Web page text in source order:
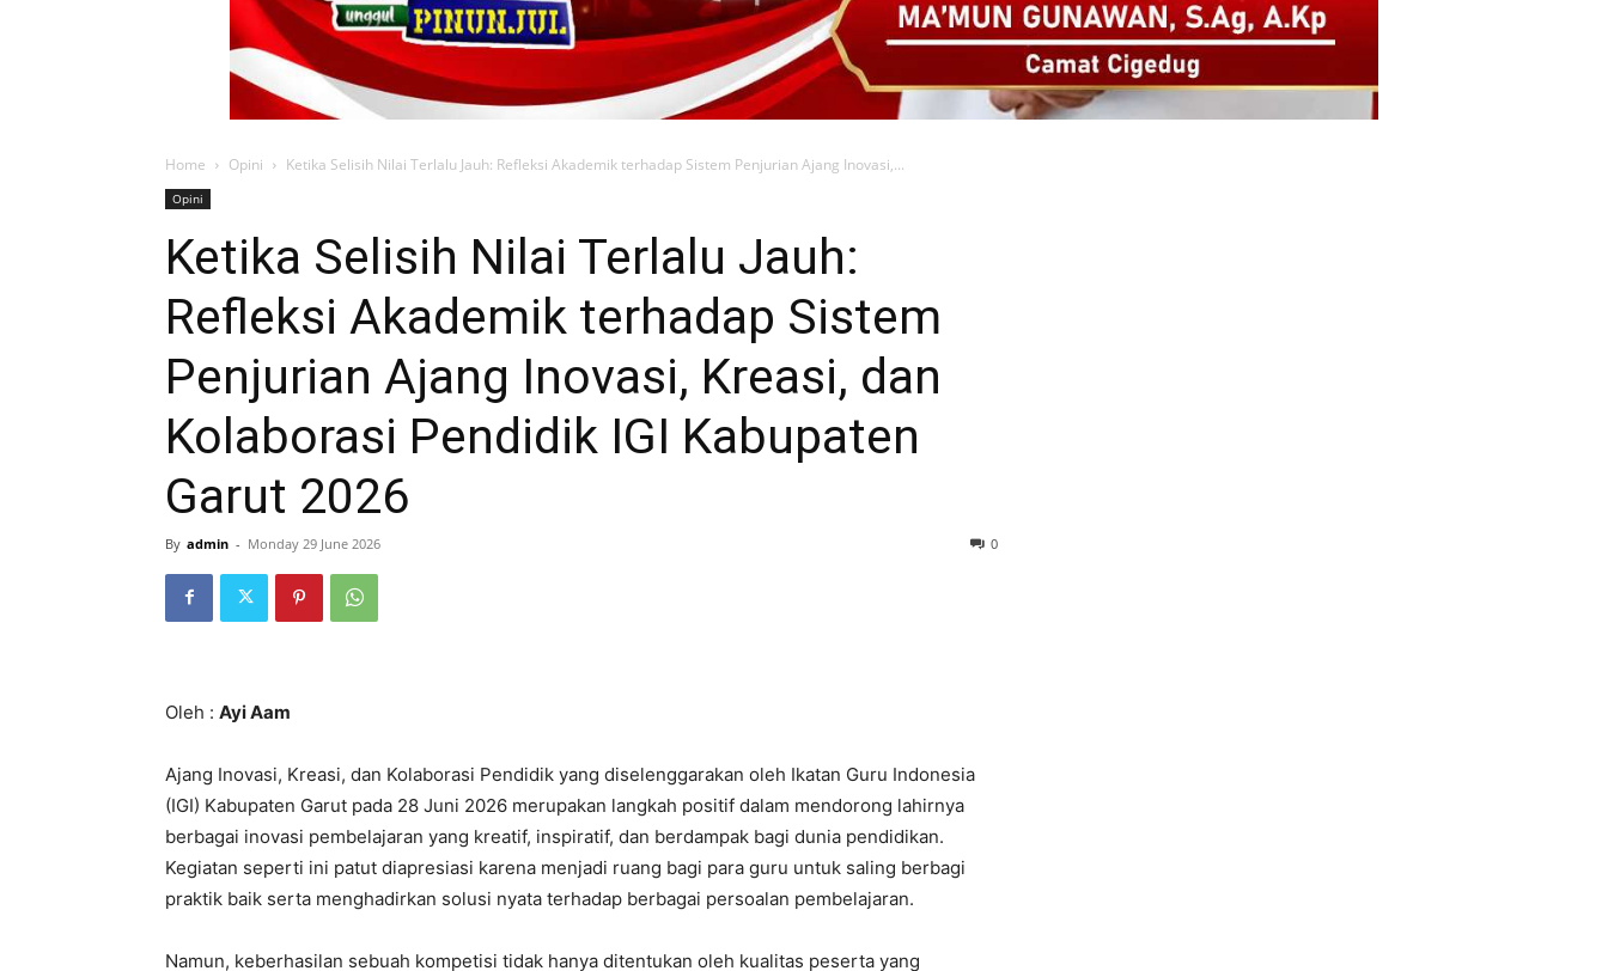
Refleksi Akademik terhadap Sistem
Penjurian Ajang Inovasi, Kreasi, dan
Kolaborasi Pendidik IGI Kabupaten
Garut 2026
By admin - Monday 29 June 2026
Oleh : Ayi Aam
Ajang Inovasi, Kreasi, dan Kolaborasi Pendidik yang diselenggarakan oleh Ikatan Guru Indonesia
(IGI) Kabupaten Garut pada 28 Juni 2026 merupakan langkah positif dalam mendorong lahirnya
berbagai inovasi pembelajaran yang kreatif, inspiratif, dan berdampak bagi dunia pendidikan.
Kegiatan seperti ini patut diapresiasi karena menjadi ruang bagi para guru untuk saling berbagi
praktik baik serta menghadirkan solusi nyata terhadap berbagai persoalan pembelajaran.
mengikuti perlombaan, tetapi juga oleh kredibilitas sistem penilaian yang diterapkan. Sebab,
setiap karya dinilai menggunakan standar yang sama.
Berdasarkan rekapitulasi hasil penilaian, terdapat temuan adanya perbedaan nilai yang sangat
mencolok antarjuri terhadap salah satu peserta. Dua juri memberikan penilaian pada kategori
sangat baik, sedangkan satu juri memberikan nilai yang jauh lebih rendah pada hampir seluruh
1–4. Perbedaan sebesar ini tentu menjadi perhatian dan layak menjadi bahan refleksi bersama.